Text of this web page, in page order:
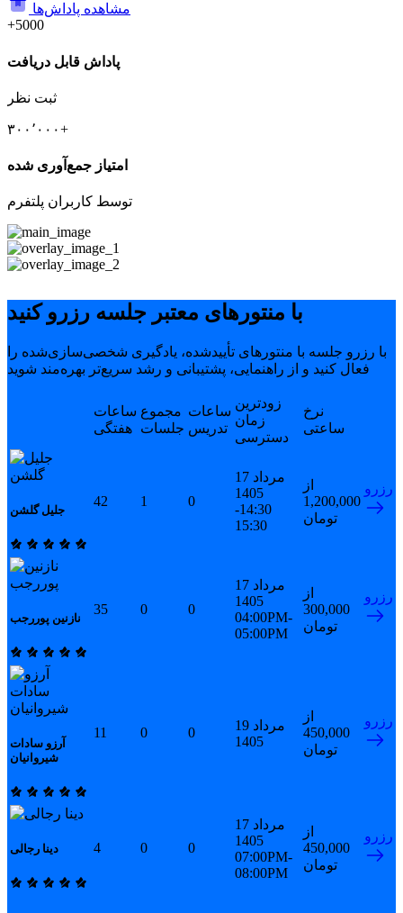
مشاهده پاداش‌ها
+5000
پاداش قابل دریافت
ثبت نظر
۳۰۰٬۰۰۰+
امتیاز جمع‌آوری شده
توسط کاربران پلتفرم
با منتورهای معتبر جلسه رزرو کنید
با رزرو جلسه با منتورهای تأییدشده، یادگیری شخصی‌سازی‌شده را
فعال کنید و از راهنمایی، پشتیبانی و رشد سریع‌تر بهره‌مند شوید
ساعات
هفتگی
مجموع
جلسات
ساعات
تدریس
زودترین
زمان
دسترسی
نرخ
ساعتی
جلیل گلشن
42 1 0
17 مرداد
1405
14:30-
15:30
از
1,200,000
تومان
رزرو
نازنین پوررجب
35 0 0
17 مرداد
1405
04:00PM-
05:00PM
از
300,000
تومان
رزرو
آرزو سادات
شیروانیان
11 0 0
19 مرداد
1405
از
450,000
تومان
رزرو
دینا رجالی 4 0 0
17 مرداد
1405
07:00PM-
08:00PM
از
450,000
تومان
رزرو